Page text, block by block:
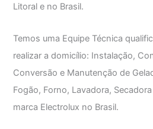
Litoral e no Brasil.
Temos uma Equipe Técnica
realizar a domicílio: Instalação,
Conversão e Manutenção de
Fogão, Forno, Lavadora,
marca Electrolux no Brasil.